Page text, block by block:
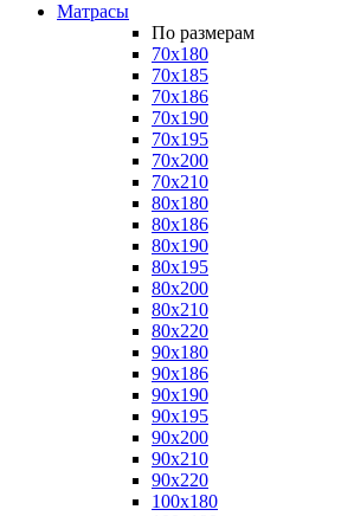
Матрасы
По размерам
70x180
70x185
70x186
70x190
70x195
70x200
70x210
80x180
80x186
80x190
80x195
80x200
80x210
80x220
90x180
90x186
90x190
90x195
90x200
90x210
90x220
100x180